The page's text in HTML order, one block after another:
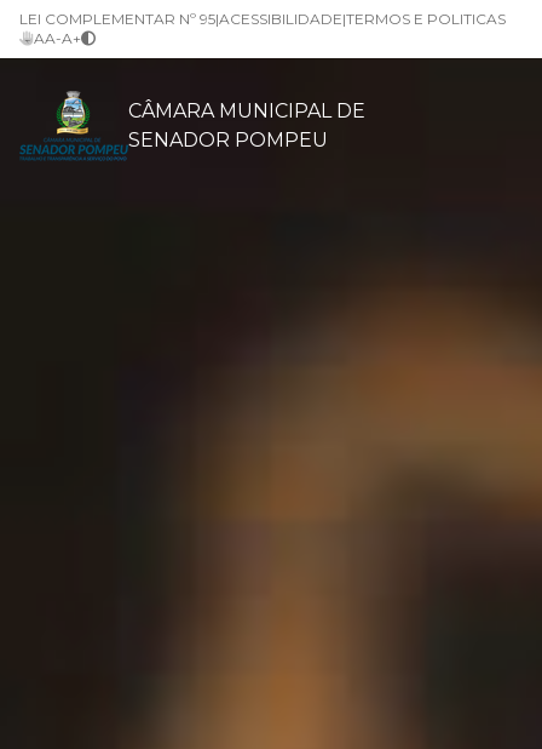
LEI COMPLEMENTAR Nº 95|ACESSIBILIDADE|TERMOS E POLITICAS
AA-A+
CÂMARA MUNICIPAL DE
SENADOR POMPEU